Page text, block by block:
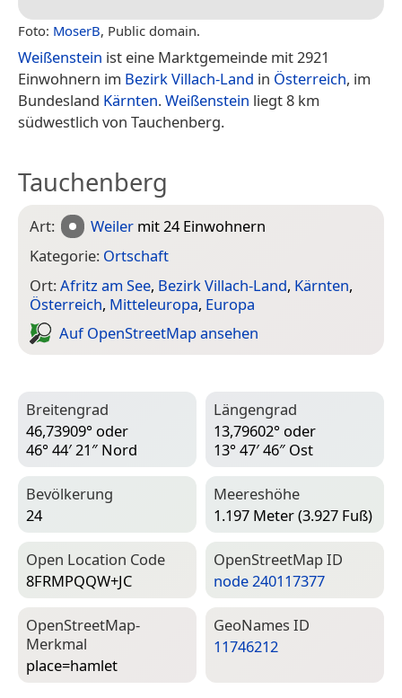
Foto: MoserB, Public domain.
Weißenstein ist eine Marktgemeinde mit 2921
Einwohnern im Bezirk Villach-Land in Österreich, im
Bundesland Kärnten.Weißenstein liegt 8 km
südwestlich von Tauchenberg.
Tauchenberg
Art: Weiler mit 24 Einwohnern
Kategorie: Ortschaft
Ort:Afritz am See, Bezirk Villach-Land, Kärnten,
Österreich, Mitteleuropa, Europa
Auf Open­Street­Map ansehen
Breitengrad
46,73909° oder
46° 44′ 21″ Nord
Längengrad
13,79602° oder
13° 47′ 46″ Ost
Bevölkerung
24
Meereshöhe
1.197 Meter (3.927 Fuß)
Open Location Code
8FRMPQQW+JC
Open­Street­Map ID
node 240117377
Open­Street­Map-
Merkmal
place=­hamlet
Geo­Names ID
11746212